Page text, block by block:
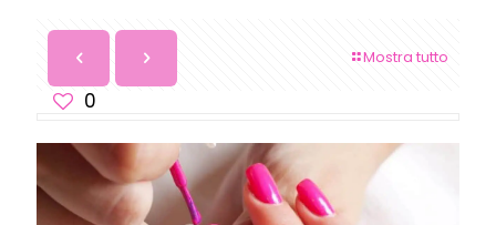
Mostra tutto
0